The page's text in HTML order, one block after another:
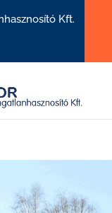
Kft.